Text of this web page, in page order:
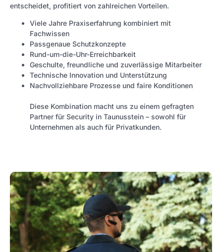
entscheidet, profitiert von zahlreichen Vorteilen.
Viele Jahre Praxiserfahrung kombiniert mit
Fachwissen
Passgenaue Schutzkonzepte
Rund-um-die-Uhr-Erreichbarkeit
Geschulte, freundliche und zuverlässige Mitarbeiter
Technische Innovation und Unterstützung
Nachvollziehbare Prozesse und faire Konditionen
Diese Kombination macht uns zu einem gefragten
Partner für Security in Taunusstein – sowohl für
Unternehmen als auch für Privatkunden.